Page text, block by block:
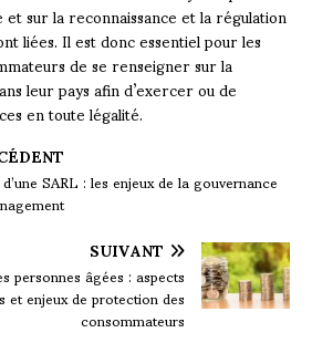
sur la reconnaissance et la régulation
liées. Il est donc essentiel pour les
de se renseigner sur la
leur pays afin d’exercer ou de
en toute légalité.
SARL : les enjeux de la gouvernance
SUIVANT
personnes âgées : aspects
et enjeux de protection des
consommateurs